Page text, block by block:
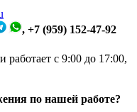
, +7 (959) 152-47-92
с 9:00 до 17:00,
по нашей работе?